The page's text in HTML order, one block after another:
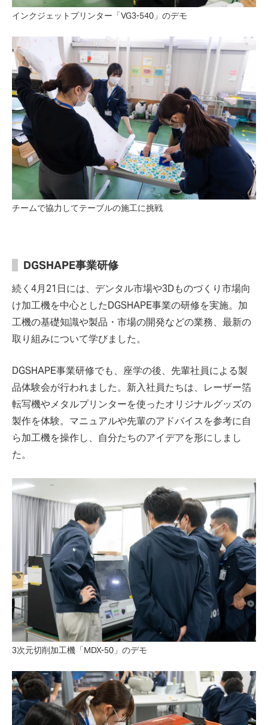
インクジェットプリンター「VG3-540」のデモ
チームで協力してテーブルの施工に挑戦
DGSHAPE事業研修
続く4月21日には、デンタル市場や3Dものづくり市場向
け加工機を中心としたDGSHAPE事業の研修を実施。加
工機の基礎知識や製品・市場の開発などの業務、最新の
取り組みについて学びました。
DGSHAPE事業研修でも、座学の後、先輩社員による製
品体験会が行われました。新入社員たちは、レーザー箔
転写機やメタルプリンターを使ったオリジナルグッズの
製作を体験。マニュアルや先輩のアドバイスを参考に自
ら加工機を操作し、自分たちのアイデアを形にしまし
た。
3次元切削加工機「MDX-50」のデモ